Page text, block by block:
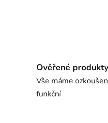
Ověřené produkty
Vše máme
funkční